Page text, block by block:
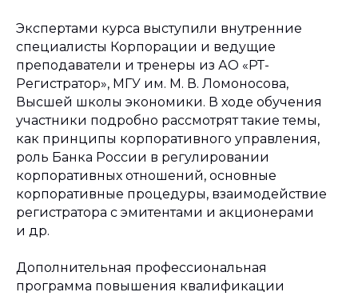
Экспертами курса выступили внутренние
специалисты Корпорации и ведущие
преподаватели и тренеры из АО «РТ-
Регистратор», МГУ им. М. В. Ломоносова,
Высшей школы экономики. В ходе обучения
участники подробно рассмотрят такие темы,
как принципы корпоративного управления,
роль Банка России в регулировании
корпоративных отношений, основные
корпоративные процедуры, взаимодействие
регистратора с эмитентами и акционерами
и др.
Дополнительная профессиональная
программа повышения квалификации